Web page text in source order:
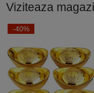
Viziteaza
-40%